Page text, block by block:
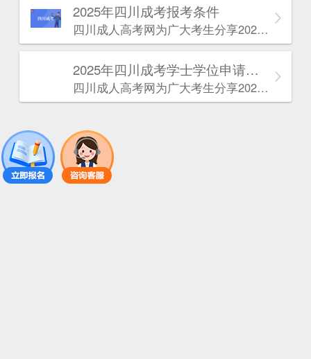
2025年‌‌‌‌四川成考报考条件
四川成人高考网​为广大考生分享2025年‌‌‌‌四川成考报考条件。为广大在职人员和社会人士提供学历提升的机会。更多四川成考考试信息，欢迎在线访问四川成人高考网。
2025年‌‌‌‌四川成考学士学位申请条件
四川成人高考网​为广大考生分享2025年‌‌‌‌四川成考学士学位申请条件。为广大在职人员和社会人士提供学历提升的机会。更多四川成考考试信息，欢迎在线访问四川成人高考网。